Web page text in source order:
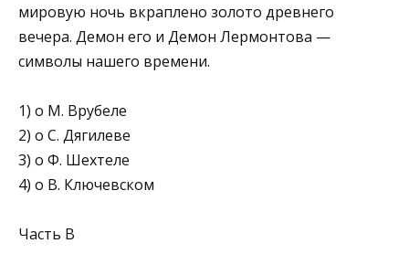
мировую ночь вкраплено золото древнего
вечера. Демон его и Демон Лермонтова —
символы нашего времени.
1) о М. Врубеле
2) о С. Дягилеве
3) о Ф. Шехтеле
4) о В. Ключевском
Часть В